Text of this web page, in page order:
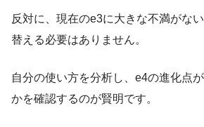
反対に、現在のe3に大きな不満がな
替える必要はありません。
自分の使い方を分析し、e4の進化点
かを確認するのが賢明です。